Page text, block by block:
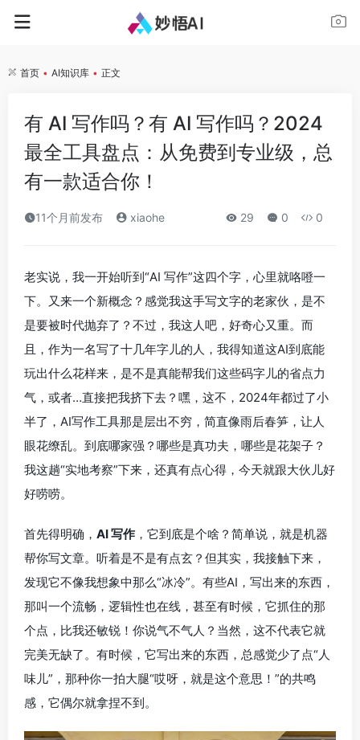
首页 • AI知识库 • 正文
有 AI 写作吗？有 AI 写作吗？2024
最全工具盘点：从免费到专业级，总
有一款适合你！
11个月前发布 xiaohe 29 0 0
老实说，我一开始听到“AI 写作”这四个字，心里就咯噔一
下。又来一个新概念？感觉我这手写文字的老家伙，是不
是要被时代抛弃了？不过，我这人吧，好奇心又重。而
且，作为一名写了十几年字儿的人，我得知道这AI到底能
玩出什么花样来，是不是真能帮我们这些码字儿的省点力
气，或者…直接把我挤下去？嘿，这不，2024年都过了小
半了，AI写作工具那是层出不穷，简直像雨后春笋，让人
眼花缭乱。到底哪家强？哪些是真功夫，哪些是花架子？
我这趟“实地考察”下来，还真有点心得，今天就跟大伙儿好
好唠唠。
首先得明确， AI 写作 ，它到底是个啥？简单说，就是机器
帮你写文章。听着是不是有点玄？但其实，我接触下来，
发现它不像我想象中那么“冰冷”。有些AI，写出来的东西，
那叫一个流畅，逻辑性也在线，甚至有时候，它抓住的那
个点，比我还敏锐！你说气不气人？当然，这不代表它就
完美无缺了。有时候，它写出来的东西，总感觉少了点“人
味儿”，那种你一拍大腿“哎呀，就是这个意思！”的共鸣
感，它偶尔就拿捏不到。